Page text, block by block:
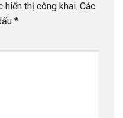
hiển thị công khai. Các
*